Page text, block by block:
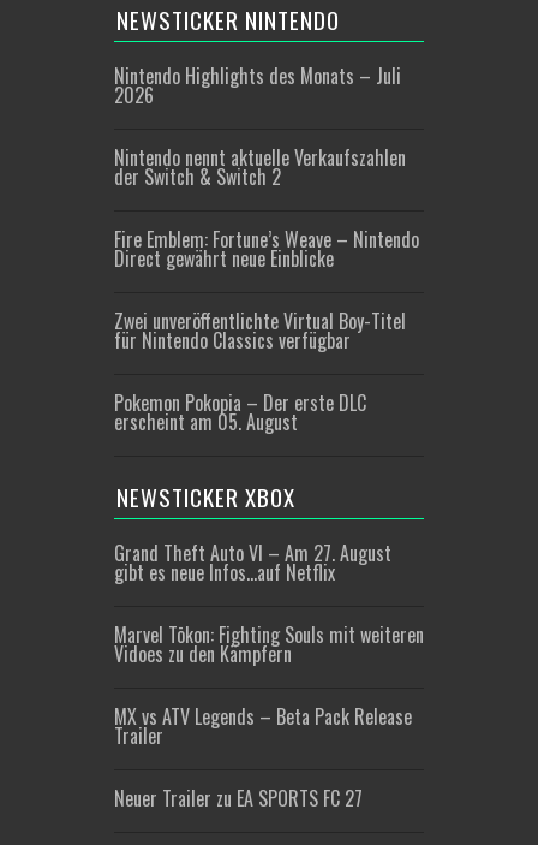
NEWSTICKER NINTENDO
Nintendo Highlights des Monats – Juli
2026
Nintendo nennt aktuelle Verkaufszahlen
der Switch & Switch 2
Fire Emblem: Fortune’s Weave – Nintendo
Direct gewährt neue Einblicke
Zwei unveröffentlichte Virtual Boy-Titel
für Nintendo Classics verfügbar
Pokemon Pokopia – Der erste DLC
erscheint am 05. August
NEWSTICKER XBOX
Grand Theft Auto VI – Am 27. August
gibt es neue Infos…auf Netflix
Marvel Tōkon: Fighting Souls mit weiteren
Vidoes zu den Kämpfern
MX vs ATV Legends – Beta Pack Release
Trailer
Neuer Trailer zu EA SPORTS FC 27